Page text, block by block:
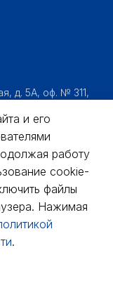
д. 5А, оф. № 311,
и его
работу
cookie-
файлы
Нажимая
.